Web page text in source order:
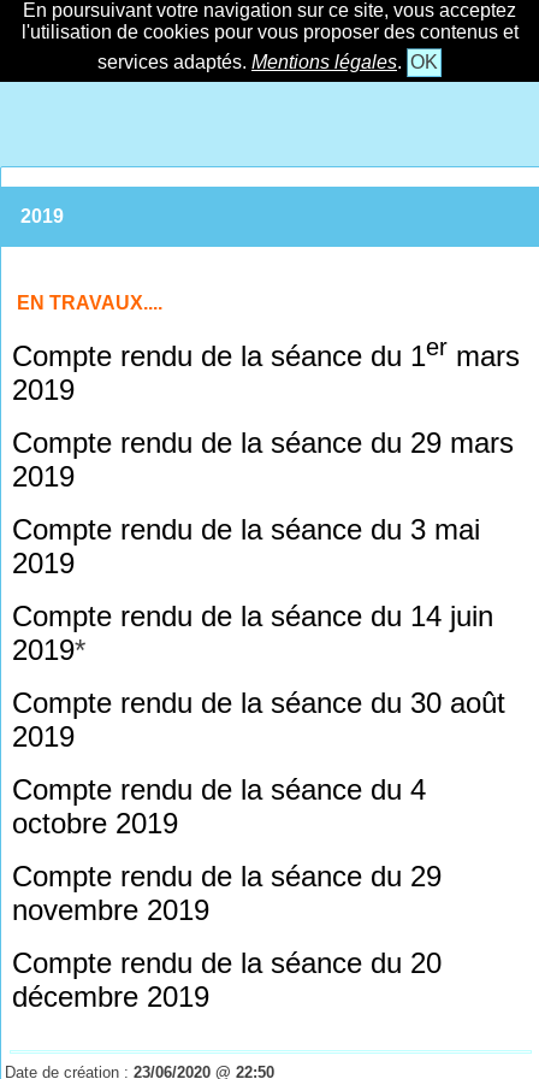
En poursuivant votre navigation sur ce site, vous acceptez
l'utilisation de cookies pour vous proposer des contenus et
services adaptés. Mentions légales. OK
2019
EN TRAVAUX....
Compte rendu de la séance du 1er mars
2019
Compte rendu de la séance du 29 mars
2019
Compte rendu de la séance du 3 mai
2019
Compte rendu de la séance du 14 juin
2019*
Compte rendu de la séance du 30 août
2019
Compte rendu de la séance du 4
octobre 2019
Compte rendu de la séance du 29
novembre 2019
Compte rendu de la séance du 20
décembre 2019
Date de création :23/06/2020 @ 22:50